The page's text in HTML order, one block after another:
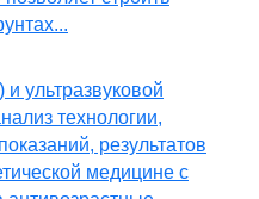
ультразвуковой
технологии,
результатов
медицине с